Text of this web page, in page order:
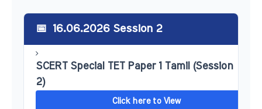
16.06.2026 Session 2
SCERT Special TET Paper 1 Tamil (Session
2)
Click here to View